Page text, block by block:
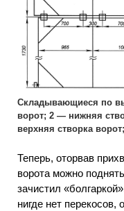
Складывающиеся по
ворот; 2 — нижняя
верхняя створка
Теперь, оторвав
ворота можно
зачистил
нигде нет